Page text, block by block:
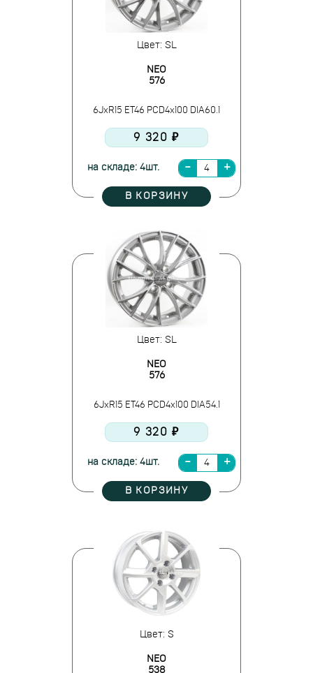
Цвет: SL
NEO
576
6JxR15 ET46 PCD4x100 DIA60.1
9 320 ₽
на складе: 4шт.
В КОРЗИНУ
Цвет: SL
NEO
576
6JxR15 ET46 PCD4x100 DIA54.1
9 320 ₽
на складе: 4шт.
В КОРЗИНУ
Цвет: S
NEO
538